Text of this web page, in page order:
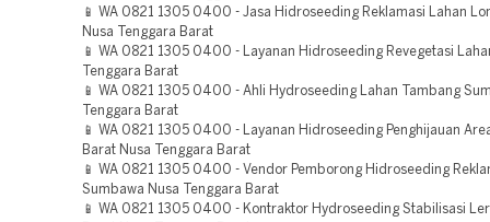
📱 WA 0821 1305 0400 - Jasa Hidroseeding Reklamasi Lahan
Nusa Tenggara Barat
📱 WA 0821 1305 0400 - Layanan Hidroseeding Revegetasi
Tenggara Barat
📱 WA 0821 1305 0400 - Ahli Hydroseeding Lahan Tambang
Tenggara Barat
📱 WA 0821 1305 0400 - Layanan Hidroseeding Penghijauan
Barat Nusa Tenggara Barat
📱 WA 0821 1305 0400 - Vendor Pemborong Hidroseeding
Sumbawa Nusa Tenggara Barat
📱 WA 0821 1305 0400 - Kontraktor Hydroseeding Stabilisasi